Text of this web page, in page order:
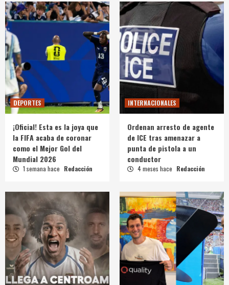
DEPORTES
¡Oficial! Esta es la joya que
la FIFA acaba de coronar
como el Mejor Gol del
Mundial 2026
1 semana hace Redacción
INTERNACIONALES
Ordenan arresto de agente
de ICE tras amenazar a
punta de pistola a un
conductor
4 meses hace Redacción